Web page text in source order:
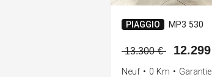
PIAGGIO MP3 530
13.300 €
Neuf • 0 Km •